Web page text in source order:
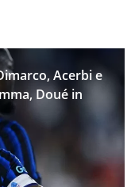
Acerbi e
Doué in